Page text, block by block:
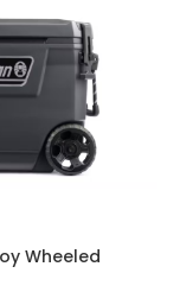
Wheeled